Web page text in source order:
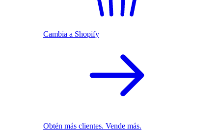
Cambia a Shopify
Obtén más clientes. Vende más.